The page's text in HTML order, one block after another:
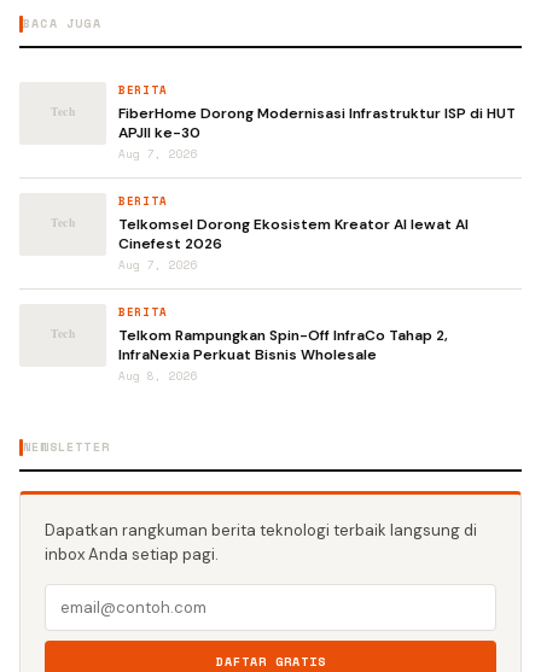
BACA JUGA
BERITA
FiberHome Dorong Modernisasi Infrastruktur ISP di HUT
APJII ke-30
Aug 7, 2026
BERITA
Telkomsel Dorong Ekosistem Kreator AI lewat AI
Cinefest 2026
Aug 7, 2026
BERITA
Telkom Rampungkan Spin-Off InfraCo Tahap 2,
InfraNexia Perkuat Bisnis Wholesale
Aug 8, 2026
NEWSLETTER
Dapatkan rangkuman berita teknologi terbaik langsung di
inbox Anda setiap pagi.
DAFTAR GRATIS